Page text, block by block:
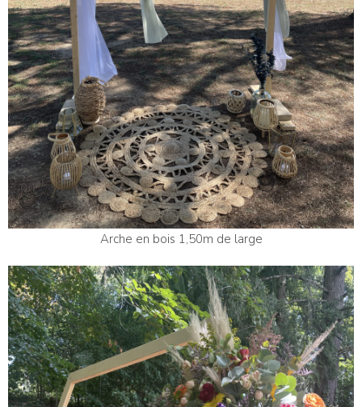
Arche en bois 1,50m de large